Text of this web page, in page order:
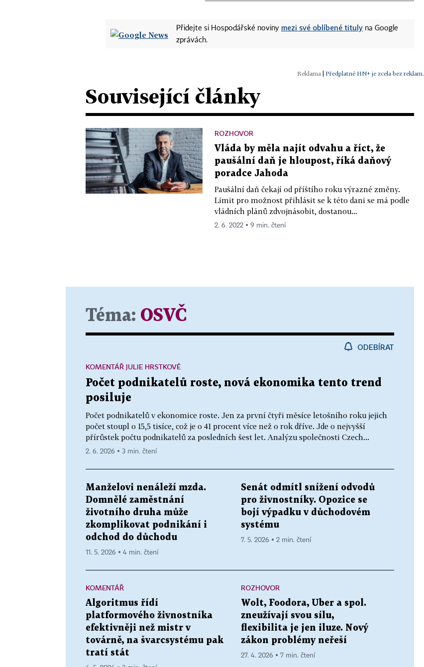
Přidejte si Hospodářské noviny mezi své oblíbené tituly na Google
zprávách.
| Předplatné HN+ je zcela bez reklam.
Související články
ROZHOVOR
Vláda by měla najít odvahu a říct, že
paušální daň je hloupost, říká daňový
poradce Jahoda
Paušální daň čekají od příštího roku výrazné změny.
Limit pro možnost přihlásit se k této dani se má podle
vládních plánů zdvojnásobit, dostanou...
2. 6. 2022 ▪ 9 min. čtení
Téma: OSVČ
ODEBÍRAT
Počet podnikatelů roste, nová ekonomika tento trend
posiluje
Počet podnikatelů v ekonomice roste. Jen za první čtyři měsíce letošního roku jejich
počet stoupl o 15,5 tisíce, což je o 41 procent více než o rok dříve. Jde o nejvyšší
přírůstek počtu podnikatelů za posledních šest let. Analýzu společnosti Czech...
KOMENTÁŘ JULIE HRSTKOVÉ
2. 6. 2026 ▪ 3 min. čtení
Manželovi nenáleží mzda.
Domnělé zaměstnání
životního druha může
zkomplikovat podnikání i
odchod do důchodu
11. 5. 2026 ▪ 4 min. čtení
Senát odmítl snížení odvodů
pro živnostníky. Opozice se
bojí výpadku v důchodovém
systému
7. 5. 2026 ▪ 2 min. čtení
KOMENTÁŘ
Algoritmus řídí
platformového živnostníka
efektivněji než mistr v
továrně, na švarcsystému pak
tratí stát
ROZHOVOR
Wolt, Foodora, Uber a spol.
zneužívají svou sílu,
flexibilita je jen iluze. Nový
zákon problémy neřeší
27. 4. 2026 ▪ 7 min. čtení